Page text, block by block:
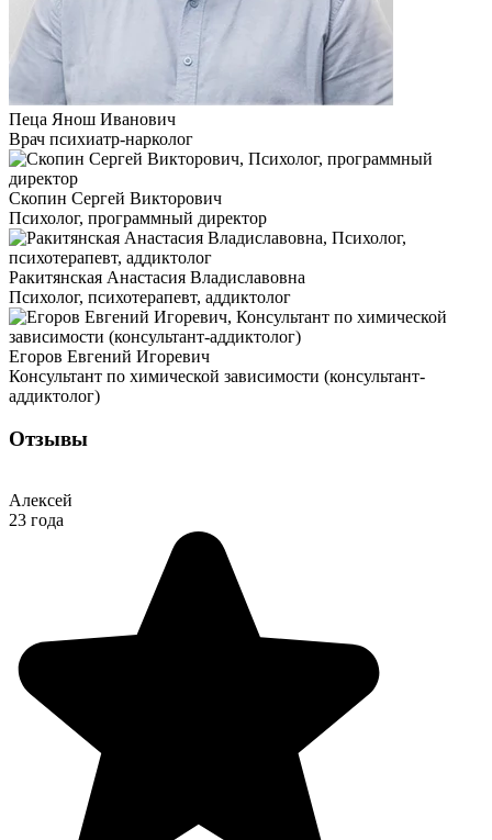
Пеца Янош Иванович
Врач психиатр-нарколог
Скопин Сергей Викторович
Психолог, программный директор
Ракитянская Анастасия Владиславовна
Психолог, психотерапевт, аддиктолог
Егоров Евгений Игоревич
Консультант по химической зависимости (консультант-
аддиктолог)
Отзывы
Алексей
23 года